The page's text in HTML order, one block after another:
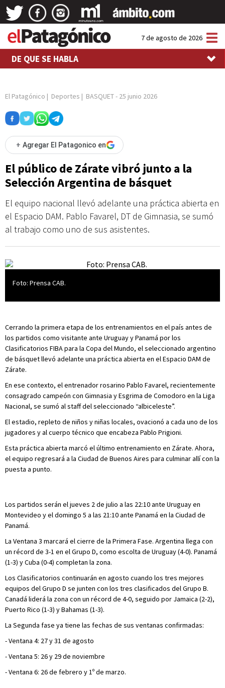
7 de agosto de 2026
DE QUE SE HABLA
El Patagónico | Deportes | BASQUET- 25 junio 2026
+ Agregar El Patagonico en
El público de Zárate vibró junto a la
Selección Argentina de básquet
El equipo nacional llevó adelante una práctica abierta en
el Espacio DAM. Pablo Favarel, DT de Gimnasia, se sumó
al trabajo como uno de sus asistentes.
Foto: Prensa CAB.
Cerrando la primera etapa de los entrenamientos en el país antes de
los partidos como visitante ante Uruguay y Panamá por los
Clasificatorios FIBA para la Copa del Mundo, el seleccionado argentino
de básquet llevó adelante una práctica abierta en el Espacio DAM de
Zárate.
En ese contexto, el entrenador rosarino Pablo Favarel, recientemente
consagrado campeón con Gimnasia y Esgrima de Comodoro en la Liga
Nacional, se sumó al staff del seleccionado “albiceleste”.
El estadio, repleto de niños y niñas locales, ovacionó a cada uno de los
jugadores y al cuerpo técnico que encabeza Pablo Prigioni.
Esta práctica abierta marcó el último entrenamiento en Zárate. Ahora,
el equipo regresará a la Ciudad de Buenos Aires para culminar allí con la
puesta a punto.
Los partidos serán el jueves 2 de julio a las 22:10 ante Uruguay en
Montevideo y el domingo 5 a las 21:10 ante Panamá en la Ciudad de
Panamá.
La Ventana 3 marcará el cierre de la Primera Fase. Argentina llega con
un récord de 3-1 en el Grupo D, como escolta de Uruguay (4-0). Panamá
(1-3) y Cuba (0-4) completan la zona.
Los Clasificatorios continuarán en agosto cuando los tres mejores
equipos del Grupo D se junten con los tres clasificados del Grupo B.
Canadá liderá la zona con un récord de 4-0, seguido por Jamaica (2-2),
Puerto Rico (1-3) y Bahamas (1-3).
La Segunda fase ya tiene las fechas de sus ventanas confirmadas:
- Ventana 4: 27 y 31 de agosto
- Ventana 5: 26 y 29 de noviembre
- Ventana 6: 26 de febrero y 1º de marzo.